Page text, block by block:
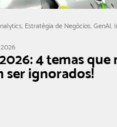
, Estratégia de Negócios, GenAI,
4 temas que
ser ignorados!